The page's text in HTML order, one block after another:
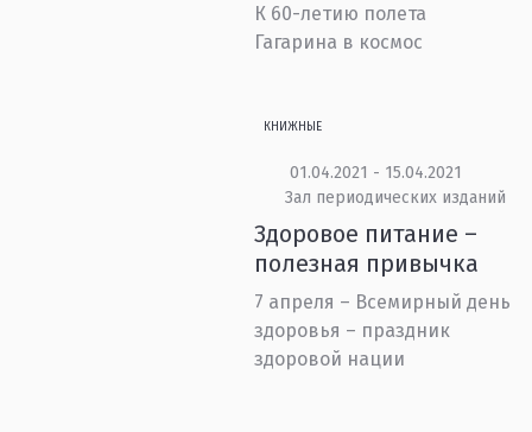
К 60-летию полета
Гагарина в космос
КНИЖНЫЕ
01.04.2021 - 15.04.2021
Зал периодических изданий
Здоровое питание –
полезная привычка
7 апреля – Всемирный день
здоровья – праздник
здоровой нации